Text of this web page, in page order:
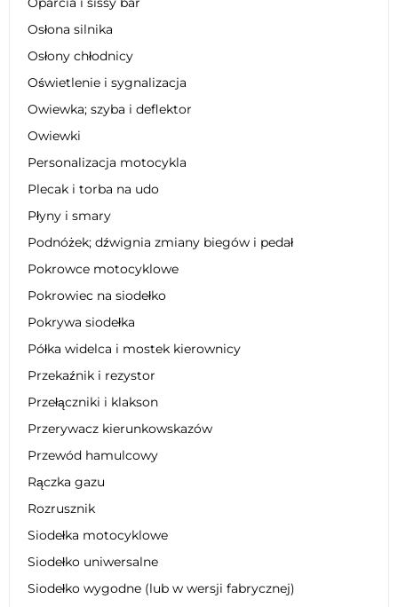
Osłona silnika
Osłony chłodnicy
Oświetlenie i sygnalizacja
Owiewka; szyba i deflektor
Owiewki
Personalizacja motocykla
Plecak i torba na udo
Płyny i smary
Podnóżek; dźwignia zmiany biegów i pedał
Pokrowce motocyklowe
Pokrowiec na siodełko
Pokrywa siodełka
Półka widelca i mostek kierownicy
Przekaźnik i rezystor
Przełączniki i klakson
Przerywacz kierunkowskazów
Przewód hamulcowy
Rączka gazu
Rozrusznik
Siodełka motocyklowe
Siodełko uniwersalne
Siodełko wygodne (lub w wersji fabrycznej)